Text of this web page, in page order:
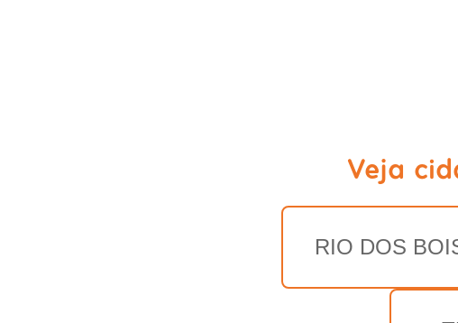
Veja
RIO DOS